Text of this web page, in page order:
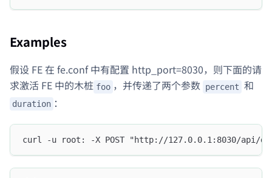
Examples
假设 FE 在 fe.conf 中有配置 http_port=8030，则下面的请
求激活 FE 中的木桩 foo ，并传递了两个参数 percent 和
duration ：
curl -u root: -X POST "http://127.0.0.1:8030/api/